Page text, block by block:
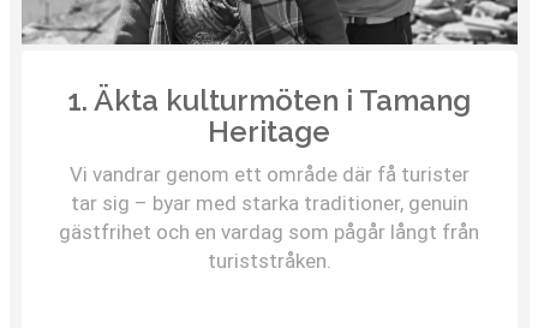
1. Äkta kulturmöten i Tamang
Heritage
Vi vandrar genom ett område där få turister
tar sig – byar med starka traditioner, genuin
gästfrihet och en vardag som pågår långt från
turiststråken.